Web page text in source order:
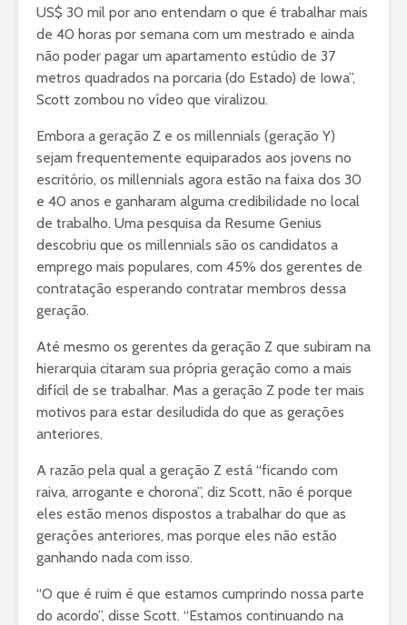
US$ 30 mil por ano entendam o que é trabalhar mais
de 40 horas por semana com um mestrado e ainda
não poder pagar um apartamento estúdio de 37
metros quadrados na porcaria (do Estado) de Iowa”,
Scott zombou no vídeo que viralizou.
Embora a geração Z e os millennials (geração Y)
sejam frequentemente equiparados aos jovens no
escritório, os millennials agora estão na faixa dos 30
e 40 anos e ganharam alguma credibilidade no local
de trabalho. Uma pesquisa da Resume Genius
descobriu que os millennials são os candidatos a
emprego mais populares, com 45% dos gerentes de
contratação esperando contratar membros dessa
geração.
Até mesmo os gerentes da geração Z que subiram na
hierarquia citaram sua própria geração como a mais
difícil de se trabalhar. Mas a geração Z pode ter mais
motivos para estar desiludida do que as gerações
anteriores.
A razão pela qual a geração Z está “ficando com
raiva, arrogante e chorona”, diz Scott, não é porque
eles estão menos dispostos a trabalhar do que as
gerações anteriores, mas porque eles não estão
ganhando nada com isso.
“O que é ruim é que estamos cumprindo nossa parte
do acordo”, disse Scott. “Estamos continuando na